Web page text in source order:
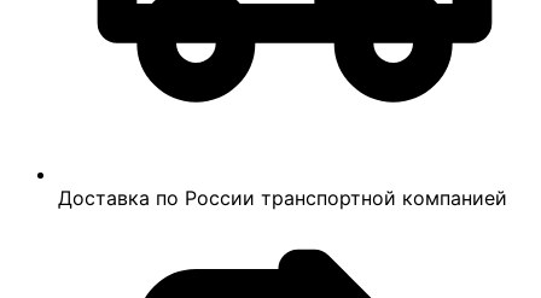
Доставка по России транспортной компанией